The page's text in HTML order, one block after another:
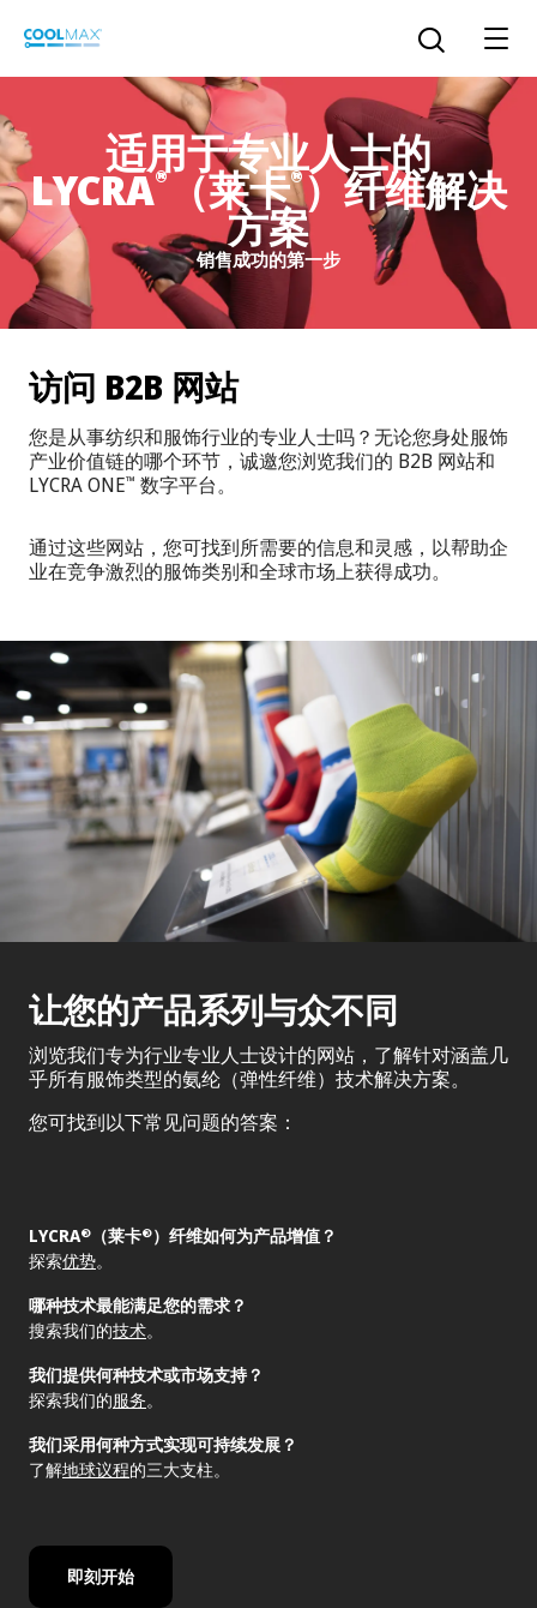
主
内
容
COOLMAX CloakFX™技术
COOLMAX®EcoMade 技术
COOLMAX freshFX®技术
COOLMAX® PRO EcoMade 技术
LYCRA ONE™ portal
LYCRA®
THERMOLITE®
The LYCRA Company
打开搜索
适用于专业人士的
LYCRA®（莱卡®）纤维解决
方案
销售成功的第一步
访问 B2B 网站
您是从事纺织和服饰行业的专业人士吗？无论您身处服饰
产业价值链的哪个环节，诚邀您浏览我们的 B2B 网站和
LYCRA ONE™ 数字平台。
通过这些网站，您可找到所需要的信息和灵感，以帮助企
业在竞争激烈的服饰类别和全球市场上获得成功。
让您的产品系列与众不同
浏览我们专为行业专业人士设计的网站，了解针对涵盖几
乎所有服饰类型的氨纶（弹性纤维）技术解决方案。
您可找到以下常见问题的答案：
LYCRA® （莱卡®）纤维如何为产品增值？
探索优势。
哪种技术最能满足您的需求？
搜索我们的技术。
我们提供何种技术或市场支持？
探索我们的服务。
我们采用何种方式实现可持续发展？
了解地球议程的三大支柱。
即刻开始